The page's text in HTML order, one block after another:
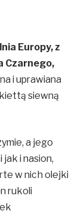
Europy, z
Czarnego,
i uprawiana
siewną
a jego
jak i nasion,
w nich olejki
rukoli